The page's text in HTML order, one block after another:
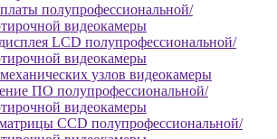
полупрофессиональной/
видеокамеры
LCD полупрофессиональной/
видеокамеры
узлов видеокамеры
ПО полупрофессиональной/
видеокамеры
CCD полупрофессиональной/